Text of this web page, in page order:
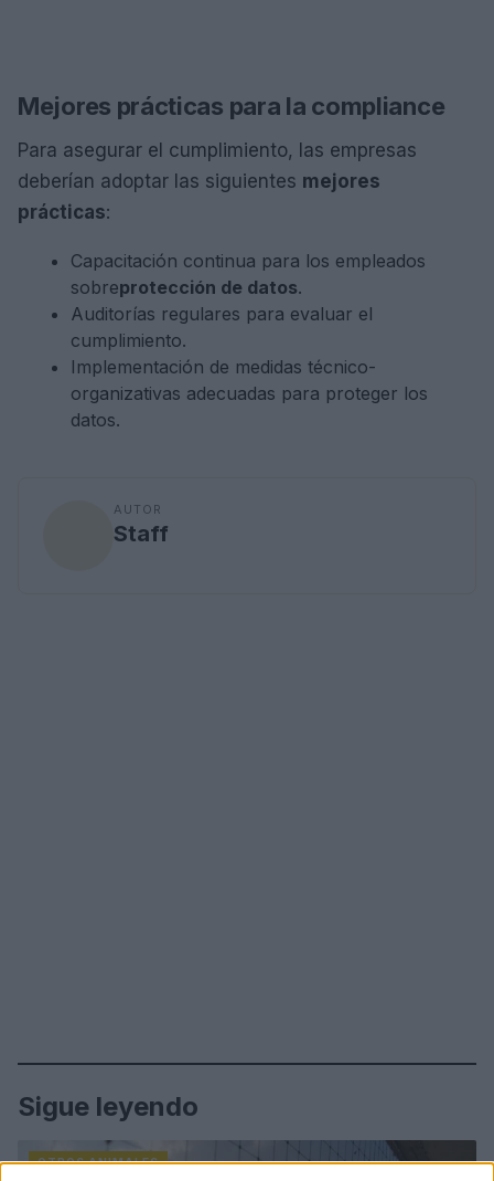
Mejores prácticas para la compliance
Para asegurar el cumplimiento, las empresas
deberían adoptar las siguientes mejores
prácticas:
Capacitación continua para los empleados
sobreprotección de datos.
Auditorías regulares para evaluar el
cumplimiento.
Implementación de medidas técnico-
organizativas adecuadas para proteger los
datos.
AUTOR
Staff
Sigue leyendo
OTROS ANIMALES